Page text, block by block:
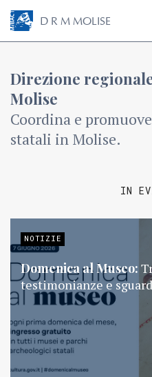
D R M MOLISE
Direzione
Molise
Coordina e
statali in Molise.
IN
NOTIZIE
Domenica al Museo:
testimonianze e